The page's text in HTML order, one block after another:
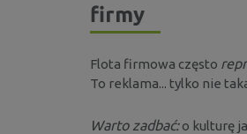
firmy
Flota firmowa często
To reklama... tylko nie
Warto zadbać:o kulturę